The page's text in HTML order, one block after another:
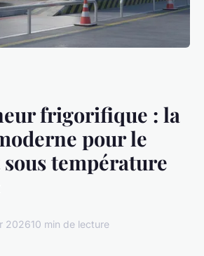
frigorifique : la
pour le
température
202610 min de lecture